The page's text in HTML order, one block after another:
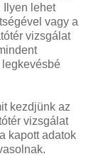
Ilyen lehet
vagy a
vizsgálat
legkevésbé
kezdjünk az
vizsgálat
kapott adatok